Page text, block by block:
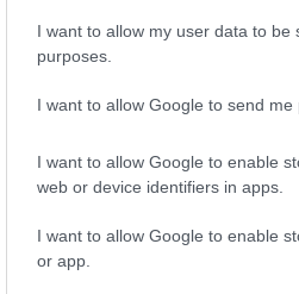
I want to allow my user data to
purposes.
I want to allow Google to send me
I want to allow Google to enable
web or device identifiers in apps.
I want to allow Google to enable
or app.
Tαϊλάνδη: Μαθητής
Τουλάχιστον έξι νεκροί
πρώτοι όλες τις
TAGS: ΒΑΡΟΣ